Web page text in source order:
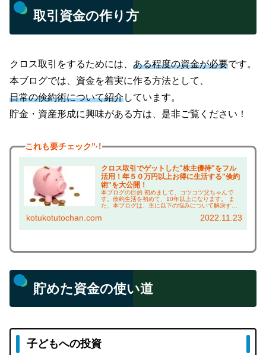
取引資金の作り方
クロス取引をするためには、 ある程度の資金が必要です。
本ブログでは、資金を着実に作る方法として、
日常の倹約術について紹介しています。
貯金・資産形成に興味がある方は、是非ご覧ください！
これも要チェック”！
クロス取引でゲットした"株主優待"をフル
活用！年５０万円以上お得に生活する"倹約
術"を大公開！
本ブログの目的 初めまして、コツコツ父ちゃんで
す。倹約生活を初めて、10年以上になります。 ま
た、本ブログは、主に以下の悩みについて解決する
は、 ・株主優待って何がもらえるの？ →実際に使
kotukotutochan.com 2022.11.23
貯めた資金の使い道
子どもへの投資